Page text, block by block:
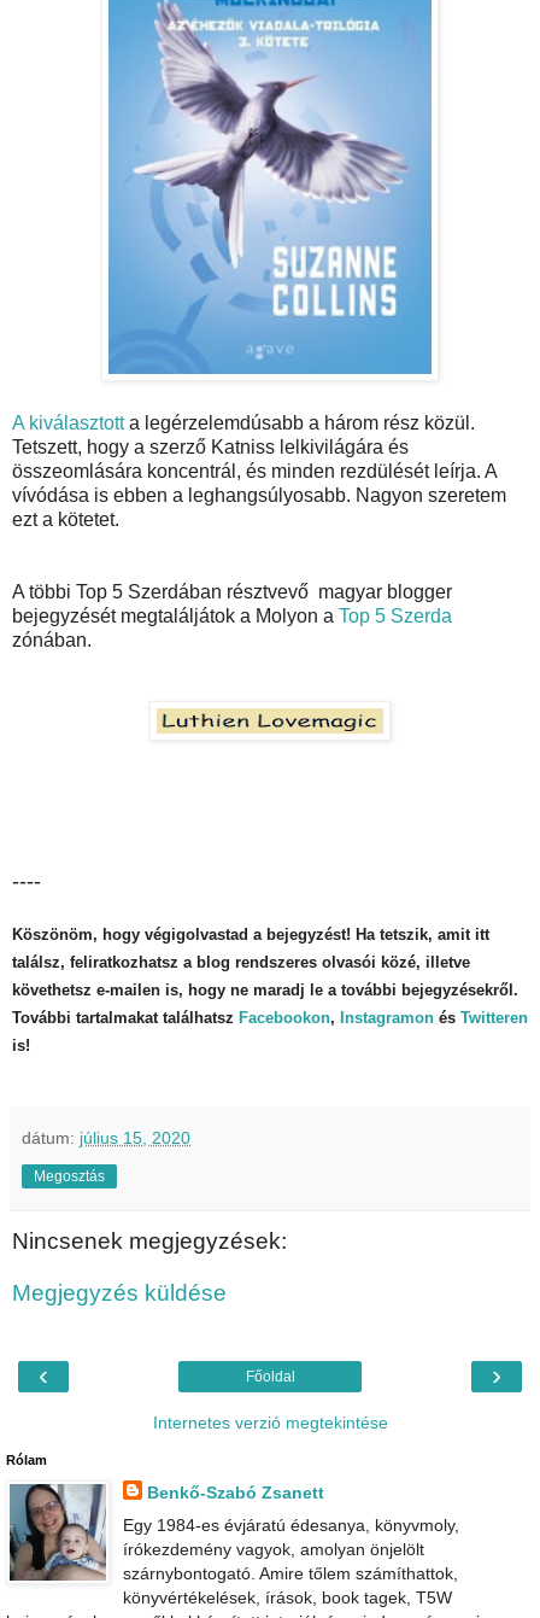
A kiválasztotta legérzelemdúsabb a három rész közül.
Tetszett, hogy a szerző Katniss lelkivilágára és
összeomlására koncentrál, és minden rezdülését leírja. A
vívódása is ebben a leghangsúlyosabb. Nagyon szeretem
ezt a kötetet.
A többi Top 5 Szerdában résztvevő magyar blogger
bejegyzését megtaláljátok a Molyon a Top 5 Szerda
zónában.
----
Köszönöm, hogy végigolvastad a bejegyzést! Ha tetszik, amit itt
találsz, feliratkozhatsz a blog rendszeres olvasói közé, illetve
követhetsz e-mailen is, hogy ne maradj le a további bejegyzésekről.
További tartalmakat találhatsz Facebookon, Instagramon és Twitteren
is!
dátum: július 15, 2020
Megosztás
Nincsenek megjegyzések:
Megjegyzés küldése
‹ ›
Főoldal
Internetes verzió megtekintése
Rólam
Benkő-Szabó Zsanett
Egy 1984-es évjáratú édesanya, könyvmoly,
írókezdemény vagyok, amolyan önjelölt
szárnybontogató. Amire tőlem számíthattok,
könyvértékelések, írások, book tagek, T5W